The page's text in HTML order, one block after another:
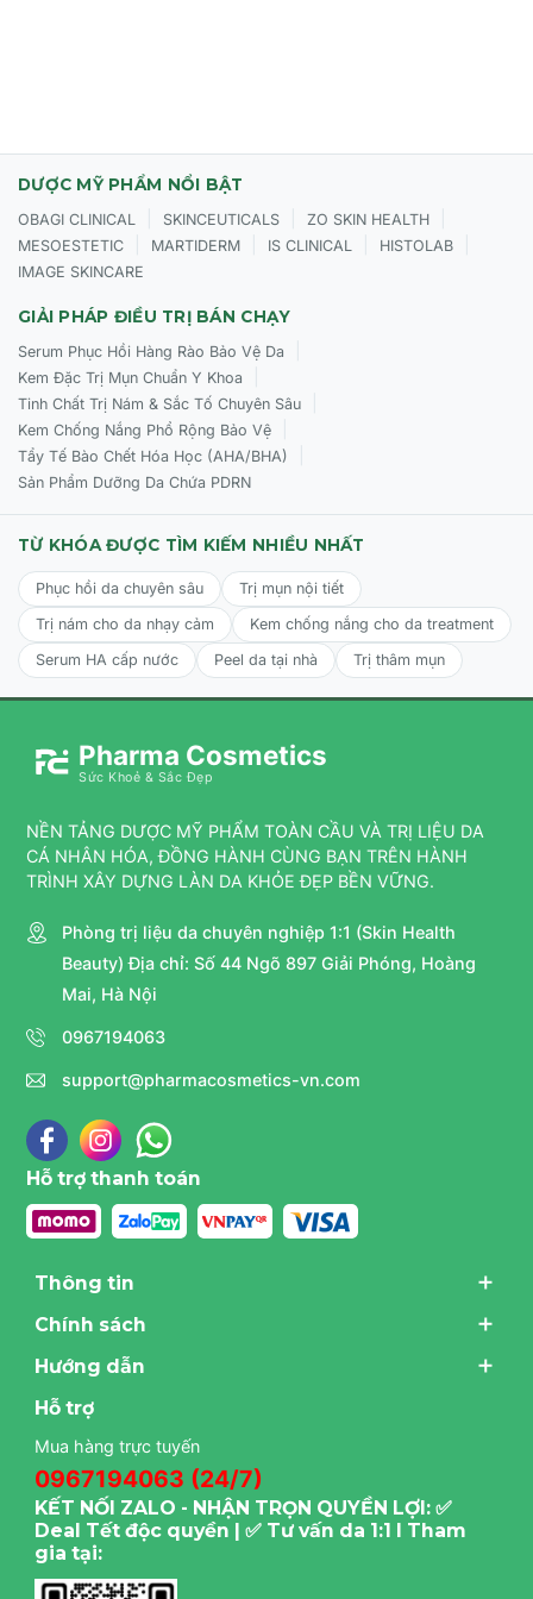
DƯỢC MỸ PHẨM NỔI BẬT
OBAGI CLINICAL SKINCEUTICALS ZO SKIN HEALTH
MESOESTETIC MARTIDERM IS CLINICAL HISTOLAB
IMAGE SKINCARE
GIẢI PHÁP ĐIỀU TRỊ BÁN CHẠY
Serum Phục Hồi Hàng Rào Bảo Vệ Da
Kem Đặc Trị Mụn Chuẩn Y Khoa
Tinh Chất Trị Nám & Sắc Tố Chuyên Sâu
Kem Chống Nắng Phổ Rộng Bảo Vệ
Tẩy Tế Bào Chết Hóa Học (AHA/BHA)
Sản Phẩm Dưỡng Da Chứa PDRN
TỪ KHÓA ĐƯỢC TÌM KIẾM NHIỀU NHẤT
Phục hồi da chuyên sâu
Trị mụn nội tiết
Trị nám cho da nhạy cảm
Kem chống nắng cho da treatment
Serum HA cấp nước
Peel da tại nhà Trị thâm mụn
Pharma Cosmetics
Sức Khoẻ & Sắc Đẹp
NỀN TẢNG DƯỢC MỸ PHẨM TOÀN CẦU VÀ TRỊ LIỆU DA
CÁ NHÂN HÓA, ĐỒNG HÀNH CÙNG BẠN TRÊN HÀNH
TRÌNH XÂY DỰNG LÀN DA KHỎE ĐẸP BỀN VỮNG.
Phòng trị liệu da chuyên nghiệp 1:1 (Skin Health
Beauty) Địa chỉ: Số 44 Ngõ 897 Giải Phóng, Hoàng
Mai, Hà Nội
0967194063
support@pharmacosmetics-vn.com
Hỗ trợ thanh toán
Thông tin
Chính sách
Hướng dẫn
Hỗ trợ
Mua hàng trực tuyến
0967194063 (24/7)
KẾT NỐI ZALO - NHẬN TRỌN QUYỀN LỢI: ✅
Deal Tết độc quyền | ✅ Tư vấn da 1:1 I Tham
gia tại: